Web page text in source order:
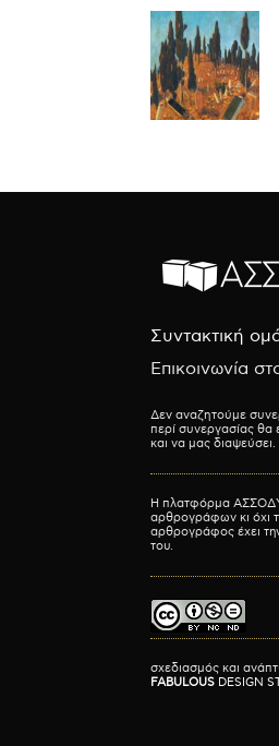
Συντακτική
Επικοινωνία
Δεν αναζητούμε
περί συνεργασίας θα
και να μας διαψεύσει.
Η πλατφόρμα
αρθρογράφων κι όχι
αρθρογράφος έχει
του.
σχεδιασμός και
FABULOUS DESIGN